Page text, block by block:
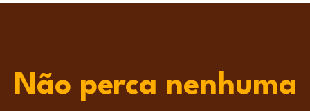
Não perca nenhuma